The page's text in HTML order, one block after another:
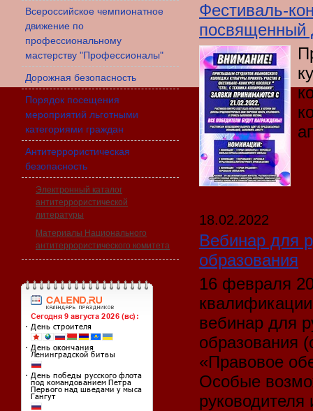
Всероссийское чемпионатное
движение по
профессиональному
мастерству "Профессионалы"
Дорожная безопасность
Порядок посещения
мероприятий льготными
категориями граждан
Антитеррористическая
безопасность
Электронный каталог
антитеррористической
литературы
Материалы Национального
антитеррористического комитета
Фестиваль-
посвященный
18.02.2022
Вебинар для
образования
16 февраля
вебинар для
образования
«Правовое
Особые
руководителя